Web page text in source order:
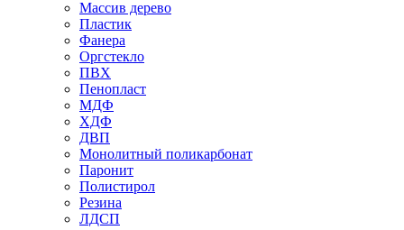
Массив дерево
Пластик
Фанера
Оргстекло
ПВХ
Пенопласт
МДФ
ХДФ
ДВП
Монолитный поликарбонат
Паронит
Полистирол
Резина
ЛДСП